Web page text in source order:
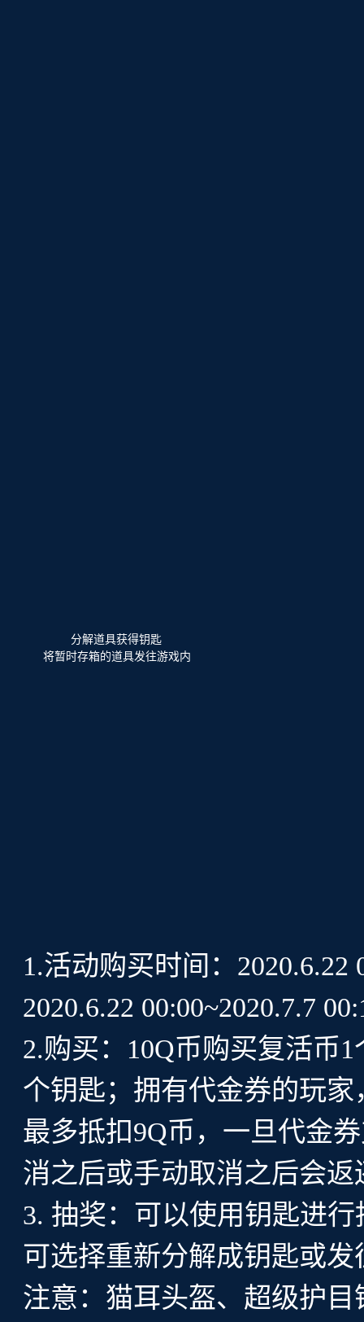
分解道具获得钥匙
将暂时存箱的道具发往游戏内
1.活动购买时间：2020.6.22
2020.6.22 00:00~2020.7.7
2.购买：10Q币购买复活币
个钥匙；拥有代金券的玩
最多抵扣9Q币，一旦代金
消之后或手动取消之后会
3. 抽奖：可以使用钥匙进
可选择重新分解成钥匙或
注意：猫耳头盔、超级护